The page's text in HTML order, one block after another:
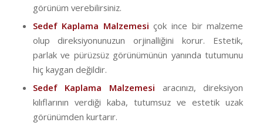
görünüm verebilirsiniz.
Sedef Kaplama Malzemesi çok ince bir malzeme
olup direksiyonunuzun orjinalliğini korur. Estetik,
parlak ve pürüzsüz görünümünün yanında tutumunu
hiç kaygan değildir.
Sedef Kaplama Malzemesi aracınızı, direksiyon
kılıflarının verdiği kaba, tutumsuz ve estetik uzak
görünümden kurtarır.